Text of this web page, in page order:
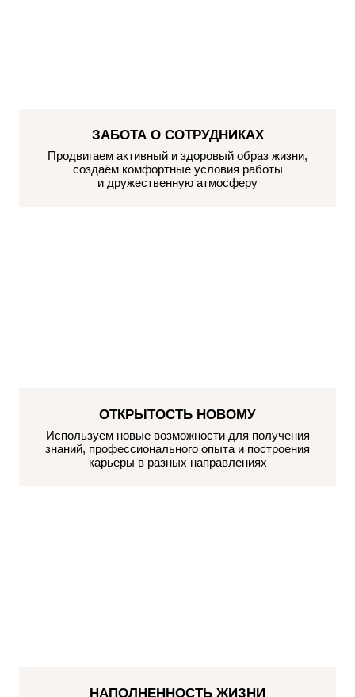
ЗАБОТА О СОТРУДНИКАХ
Продвигаем активный и здоровый образ жизни,
создаём комфортные условия работы
и дружественную атмосферу
ОТКРЫТОСТЬ НОВОМУ
Используем новые возможности для получения
знаний, профессионального опыта и построения
карьеры в разных направлениях
НАПОЛНЕННОСТЬ ЖИЗНИ